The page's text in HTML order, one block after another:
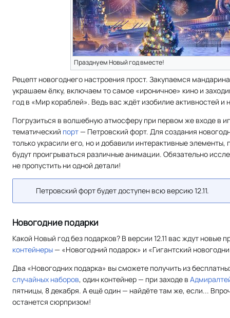
Празднуем Новый год вместе!
Рецепт новогоднего настроения прост. Закупаемся
украшаем ёлку, включаем то самое «ироничное» кино и
год в «Мир кораблей». Ведь вас ждёт изобилие активностей и
Погрузиться в волшебную атмосферу при первом же входе в
тематический порт— Петровский форт. Для создания
только украсили его, но и добавили интерактивные элементы,
будут проигрываться различные анимации. Обязательно
не пропустить ни одной детали!
Петровский форт будет доступен всю версию 12.11.
Новогодние подарки
Какой Новый год без подарков? В версии 12.11 вас ждут новые
контейнеры— «Новогодний подарок» и «Гигантский
Два «Новогодних подарка» вы сможете получить из
случайных наборов, один контейнер — при заходе в
пятницы, 8 декабря. А ещё один — найдёте там же, если...
останется сюрпризом!